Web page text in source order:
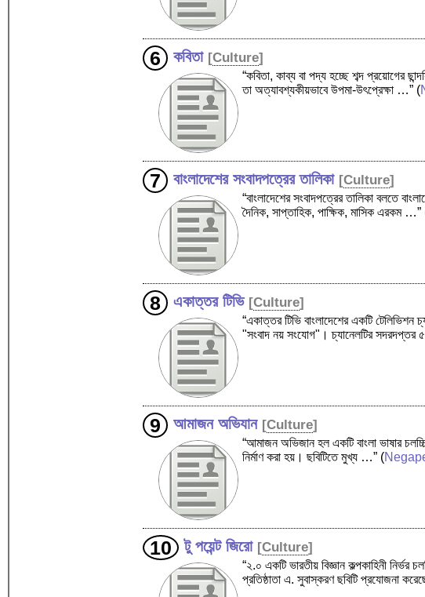
কবিতা [Culture]
“কবিতা, কাব্য বা পদ্য হচ্ছে শব্দ প্রয়োগের
তা অত্যাবশ্যকীয়ভাবে উপমা-উৎপ্রেক্ষা …” (
বাংলাদেশের সংবাদপত্রের তালিকা [Culture]
“বাংলাদেশের সংবাদপত্রের তালিকা বলতে
দৈনিক, সাপ্তাহিক, পাক্ষিক, মাসিক এরকম …”
একাত্তর টিভি [Culture]
“একাত্তর টিভি বাংলাদেশের একটি
"সংবাদ নয় সংযোগ"। চ্যানেলটির
আমাজন অভিযান [Culture]
“আমাজন অভিজান হল একটি বাংলা ভাষার
নির্মাণ করা হয়। ছবিটিতে মুখ্য …” (
টু পয়েন্ট জিরো [Culture]
“২.০ একটি ভারতীয় বিজ্ঞান কল্পকাহিনী
প্রতিষ্ঠাতা এ. সুবাস্করণ ছবিটি প্রযোজনা